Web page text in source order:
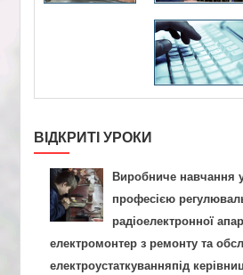
ВІДКРИТІ УРОКИ
Виробниче навчання
професією
радіоелектронної
електромонтер з ремонту та
електроустаткуванняпід